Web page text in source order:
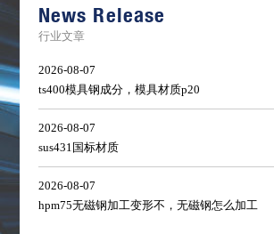
News Release
行业文章
2026-08-07
ts400模具钢成分，模具材质p20
2026-08-07
sus431国标材质
2026-08-07
hpm75无磁钢加工变形不，无磁钢怎么加工